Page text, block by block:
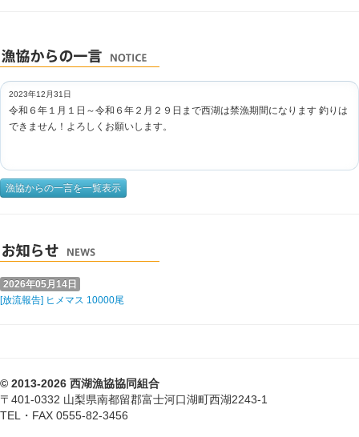
2023年12月31日
令和６年１月１日～令和６年２月２９日まで西湖は禁漁期間になります 釣りは
できません！よろしくお願いします。
漁協からの一言を一覧表示
2026年05月14日
[放流報告] ヒメマス 10000尾
© 2013-2026 西湖漁協協同組合
〒401-0332 山梨県南都留郡富士河口湖町西湖2243-1
TEL・FAX 0555-82-3456